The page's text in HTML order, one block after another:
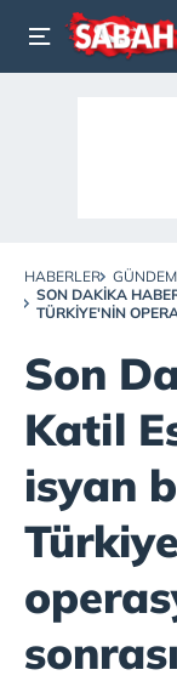
HABERLER
SON DAKIKA
TÜRKIYE'NIN
Son
Katil
isyan